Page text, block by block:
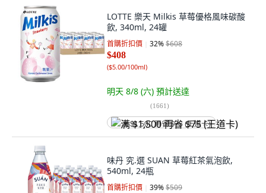
LOTTE 樂天 Milkis 草莓優格風味碳酸
飲, 340ml, 24罐
首購折扣價 32%$608
$408
($5.00/100ml)
明天 8/8 (六) 預計送達
(1661)
满 $1,500 再省 $75 (王道卡)
味丹 究.選 SUAN 草莓紅茶氣泡飲,
540ml, 24瓶
首購折扣價 39%$509